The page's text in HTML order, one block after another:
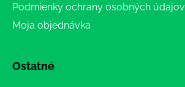
Podmienky ochrany osobných údajov
Moja objednávka
Ostatné